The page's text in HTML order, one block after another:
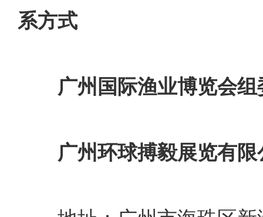
系方式
广州国际渔业博览会组
广州环球搏毅展览有限